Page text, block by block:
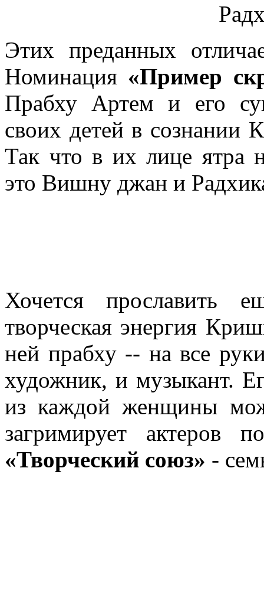
Этих преданных
Номинация «Пример
Прабху Артем и его
своих детей в сознании
Так что в их лице ятра
это Вишну джан и
Хочется прославить
творческая энергия
ней прабху -- на все
художник, и музыкант.
из каждой женщины
загримирует актеров
«Творческий союз» -